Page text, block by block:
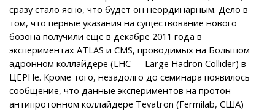
сразу стало ясно, что будет он неординарным. Дело в
том, что первые указания на существование нового
бозона получили ещё в декабре 2011 года в
экспериментах ATLAS и CMS, проводимых на Большом
адронном коллайдере (LHC — Large Hadron Collider) в
ЦЕРНе. Кроме того, незадолго до семинара появилось
сообщение, что данные экспериментов на протон-
антипротонном коллайдере Tevatron (Fermilab, США)